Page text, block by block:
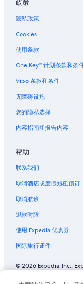
阿拉伯的酒店
乔·惠勒州立公园附近的酒
新希望的民宿
海登的休旅车露营区
马瑞第安威尔的家庭旅馆
佛罗伦斯的公寓酒店
佛罗伦斯的公寓
佛罗伦斯的民宿
佛罗伦斯的村舍
麦迪逊的民宿
黑纳格的民宿
瑞斯维尔的酒店
位于斯科茨伯勒的商务酒店
萨默维尔老法院附近的酒店
穆迪的村舍
位于鹤山的经济型酒店
政策
隐私政策
Cookies
使用条款
One Key™ 计划条款和条
Vrbo 条款和条件
无障碍设施
您的隐私选择
内容指南和报告内容
帮助
联系我们
取消酒店或度假短租预订
取消航班
退款时限
使用 Expedia 优惠券
国际旅行证件
© 2026 Expedia, Inc.,
标。 CST# 2029030-50.